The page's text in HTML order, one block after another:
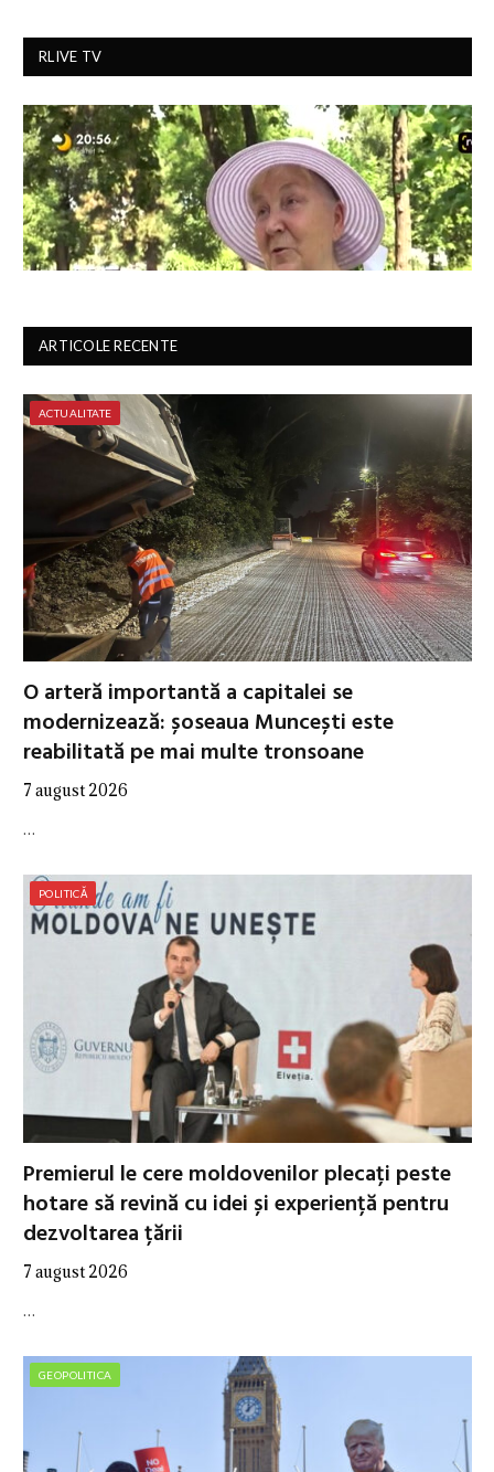
RLIVE TV
ARTICOLE RECENTE
ACTUALITATE
O arteră importantă a capitalei se
modernizează: șoseaua Muncești este
reabilitată pe mai multe tronsoane
7 august 2026
…
POLITICĂ
Premierul le cere moldovenilor plecați peste
hotare să revină cu idei și experiență pentru
dezvoltarea țării
7 august 2026
…
GEOPOLITICA